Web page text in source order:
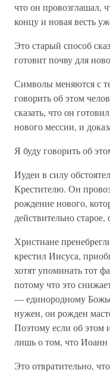
что он провозглашал,
концу и новая весть
Это старый способ
готовит почву для
Символы меняются с
говорить об этом
сказать, что он
нового мессии, и
Я буду говорить об
Иудеи в силу
Крестителю. Он
рождение нового,
действительно
Христиане
крестил Иисуса,
хотят упоминать тот
потому что это
— единородному
нужен, он рожден
Поэтому если об этом
лишь о том, что Иоанн
Это отвратительно,